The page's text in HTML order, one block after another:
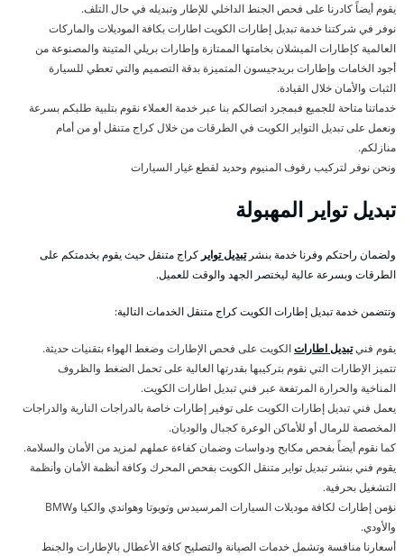
يقوم أيضاً كادرنا على فحص الجنط الداخلي للإطار وتبديله في حال التلف.
نوفر في شركتنا خدمة تبديل إطارات الكويت اطارات بكافة الموديلات والماركات
العالمية كإطارات الميشلان بخامتها الممتازة وإطارات بريلي المتينة والمصنوعة من
أجود الخامات وإطارات بريدجيسون المتميزة بدقة التصميم والتي تعطي للسيارة
الثبات والأمان خلال القيادة.
خدماتنا متاحة للجميع فبمجرد اتصالكم بنا عبر خدمة العملاء نقوم بتلبية طلبكم بسرعة
ونعمل على تبديل التواير الكويت في الطرقات من خلال كراج متنقل أو من أمام
منازلكم.
ونحن نوفر لتركيب رفوف المنيوم وحديد لقطع غيار السيارات
تبديل تواير المهبولة
ولضمان راحتكم وفرنا خدمة بنشرتبديل تواير كراج متنقل حيث يقوم بخدمتكم على
الطرقات وبسرعة عالية ليختصر الجهد والوقت للعميل.
وتتضمن خدمة تبديل إطارات الكويت كراج متنقل الخدمات التالية:
يقوم فنيتبديل اطاراتالكويت على فحص الإطارات وضغط الهواء بتقنيات حديثة.
تتميز الإطارات التي نقوم بتركيبها بقدرتها العالية على تحمل الضغط والظروف
المناخية والحرارة المرتفعة عبر فني تبديل اطارات الكويت.
يعمل فني تبديل إطارات الكويت على توفير إطارات خاصة بالدراجات النارية والدراجات
المخصصة للرمال أو للأماكن الوعرة كجبال والوديان.
كما نقوم أيضاً بفحص مكابح ودواسات وضمان كفاءة عملهم لمزيد من الأمان والسلامة.
يقوم فني بنشر تبديل تواير متنقل الكويت بفحص المحرك وكافة أنظمة الأمان وأنظمة
التشغيل بحرفية.
نؤمن إطارات لكافة موديلات السيارات المرسيدس وتويوتا وهواندي والكيا وBMW
والأودي.
أسعارنا منافسة وتشمل خدمات الصيانة والتصليح كافة الأعطال بالإطارات والجنط